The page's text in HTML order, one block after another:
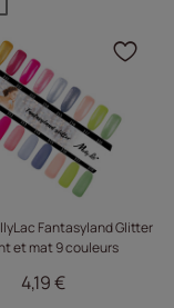
ajouter
Fantasyland Glitter
et mat 9 couleurs
4,19 €